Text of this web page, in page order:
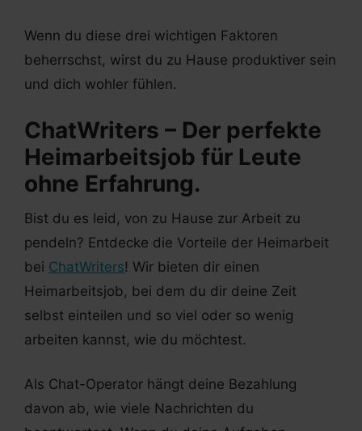
Wenn du diese drei wichtigen Faktoren
beherrschst, wirst du zu Hause produktiver sein
und dich wohler fühlen.
ChatWriters – Der perfekte
Heimarbeitsjob für Leute
ohne Erfahrung.
Bist du es leid, von zu Hause zur Arbeit zu
pendeln? Entdecke die Vorteile der Heimarbeit
bei ChatWriters! Wir bieten dir einen
Heimarbeitsjob, bei dem du dir deine Zeit
selbst einteilen und so viel oder so wenig
arbeiten kannst, wie du möchtest.
Als Chat-Operator hängt deine Bezahlung
davon ab, wie viele Nachrichten du